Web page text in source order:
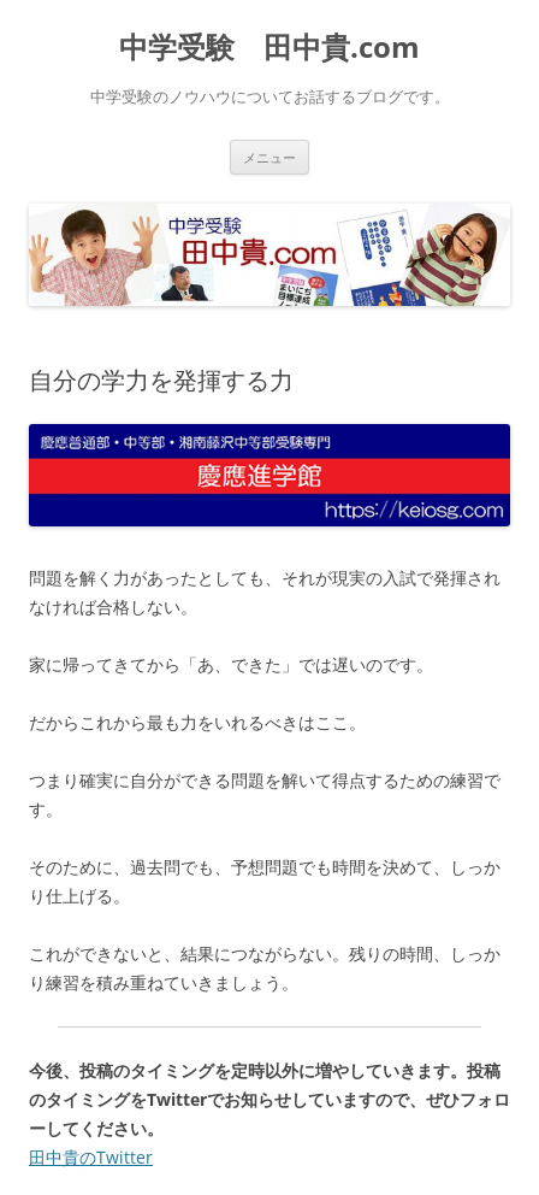
中学受験 田中貴.com
中学受験のノウハウについてお話するブログです。
メニュー
ス
キ
ッ
プ
自分の学力を発揮する力
問題を解く力があったとしても、それが現実の入試で発揮され
なければ合格しない。
家に帰ってきてから「あ、できた」では遅いのです。
だからこれから最も力をいれるべきはここ。
つまり確実に自分ができる問題を解いて得点するための練習で
す。
そのために、過去問でも、予想問題でも時間を決めて、しっか
り仕上げる。
これができないと、結果につながらない。残りの時間、しっか
り練習を積み重ねていきましょう。
今後、投稿のタイミングを定時以外に増やしていきます。投稿
のタイミングをTwitterでお知らせしていますので、ぜひフォロ
ーしてください。
田中貴のTwitter